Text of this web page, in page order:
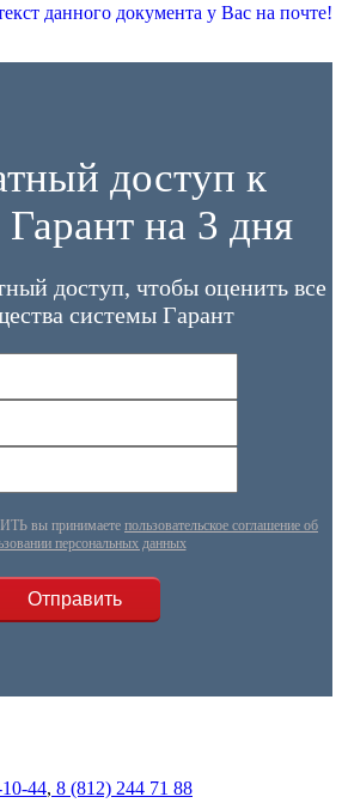
доступ к
Гарант на 3 дня
доступ, чтобы оценить все
системы Гарант
вы принимаете пользовательское соглашение об
персональных данных
44, 8 (812) 244 71 88